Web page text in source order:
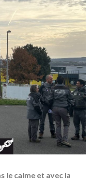
le calme et avec la